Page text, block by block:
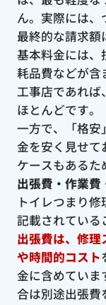
ん。実際には、
最終的な請求額
基本料金には、
耗品費などが含
工事店であれば
ほとんどです。
一方で、「格安
金を安く見せて
ケースもあるた
出張費・作業
トイレつまり
記載されている
出張費は、修
や時間的コスト
金に含めていま
合は別途出張費